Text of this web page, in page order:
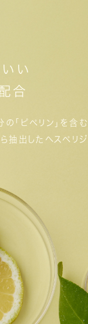
い
合
「ピペリン」を含む
抽出した ヘスペリジ